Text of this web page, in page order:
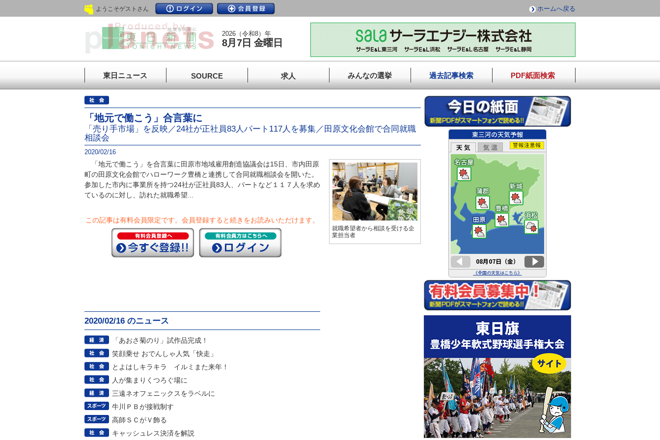
ようこそゲストさん ホームへ戻る
2026（令和8）年
8月7日 金曜日
東日ニュース SOURCE 求人 みんなの選挙 過去記事検索 PDF紙面検索
「地元で働こう」合言葉に
「売り手市場」を反映／24社が正社員83人パート117人を募集／田原文化会館で合同就職
相談会
2020/02/16
「地元で働こう」を合言葉に田原市地域雇用創造協議会は15日、市内田原
町の田原文化会館でハローワーク豊橋と連携して合同就職相談会を開いた。
参加した市内に事業所を持つ24社が正社員83人、パートなど１１７人を求め
ているのに対し、訪れた就職希望...
この記事は有料会員限定です。 会員登録すると続きをお読みいただけます。
2020/02/16 のニュース
「あおさ菊のり」試作品完成！
笑顔乗せ おでんしゃ人気「快走」
とよはしキラキラ イルミまた来年！
人が集まりくつろぐ場に
三遠ネオフェニックスをラベルに
牛川ＰＢが接戦制す
高師ＳＣがＶ飾る
キャッシュレス決済を解説
就職希望者から相談を受ける企
業担当者